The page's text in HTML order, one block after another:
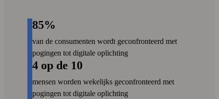
Alle gratis tools weergeven
85%
van de consumenten wordt geconfronteerd met
pogingen tot digitale oplichting
4 op de 10
mensen worden wekelijks geconfronteerd met
pogingen tot digitale oplichting